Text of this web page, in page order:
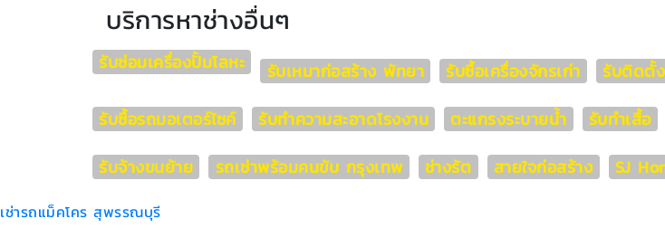
บริการหาช่างอื่นๆ
รับซ่อมเครื่องปั้มโลหะ รับเหมาก่อสร้าง พัทยา รับซื้อเครื่องจักรเก่า รับติดตั้
รับซื้อรถมอเตอร์ไซค์
รับทำความสะอาดโรงงาน ตะแกรงระบายน้ำ รับทำเสื้อ
รับจ้างขนย้าย
รถเช่าพร้อมคนขับ กรุงเทพ ช่างรัต สายใจก่อสร้าง SJ
เช่ารถแม็คโคร สุพรรณบุรี